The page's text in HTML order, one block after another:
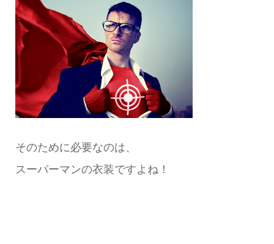
そのために必要なのは、
スーパーマンの衣装ですよね！